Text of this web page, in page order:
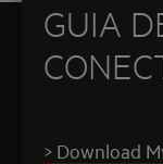
GUIA
> Download